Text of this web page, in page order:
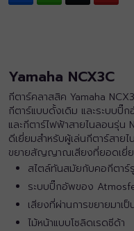
Yamaha NCX3C
กีตาร์คลาสสิค Yamaha
กีตาร์แบบดั้งเดิม และระบบปิ๊
และกีตาร์ไฟฟ้าสายไนลอนรุ่น
ดีเยี่ยมสำหรับผู้เล่นกีตาร์สา
ขยายสัญญาณเสียงที่ยอดเยี่ย
สไตล์ทันสมัยกับคอกีตาร์
ระบบปิ๊กอัพของ
เสียงที่ผ่านการขยายมาเ
ไม้หน้าแบบโซลิดเรดซีด้า